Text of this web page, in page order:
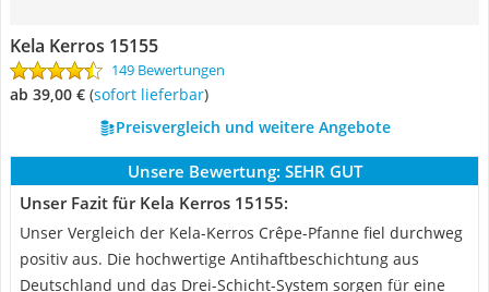
Kela Kerros 15155
149 Bewertungen
ab 39,00 € ( Sofort lieferbar)
Preisvergleich und weitere Angebote
Unsere Bewertung: SEHR GUT
Unser Fazit für Kela Kerros 15155:
Unser Vergleich der Kela-Kerros Crêpe-Pfanne fiel durchweg
positiv aus. Die hochwertige Antihaftbeschichtung aus
Deutschland und das Drei-Schicht-System sorgen für eine